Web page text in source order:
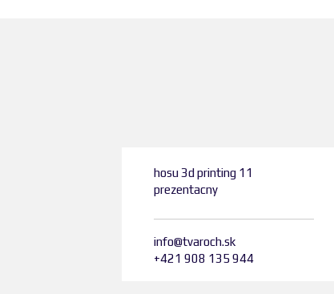
hosu 3d printing 11
prezentacny
info@tvaroch.sk
+421 908 135 944